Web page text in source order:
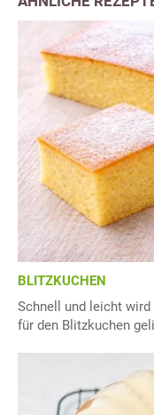
BLITZKUCHEN
Schnell und leicht
für den Blitzkuchen